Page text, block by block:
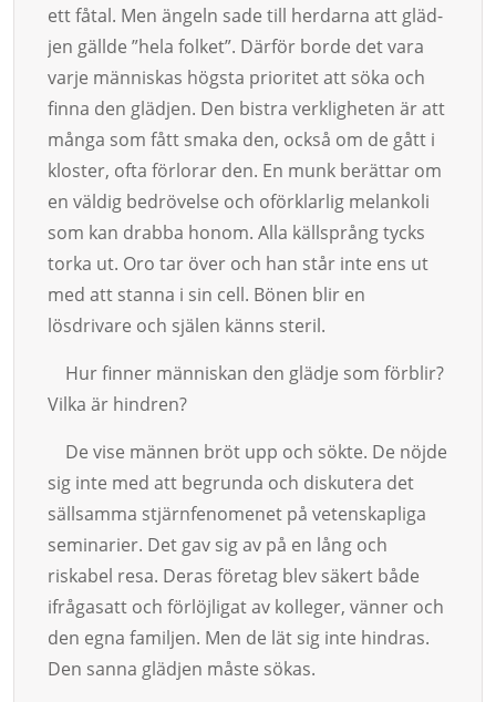
ett fåtal. Men ängeln sa­de till herdarna att gläd­
jen gällde ”hela folket”. Därför borde det vara
varje männi­skas högsta priori­tet att söka och
finna den glädjen. Den bistra verklighe­ten är att
många som fått smaka den, också om de gått i
kloster, ofta förlorar den. En munk berättar om
en väl­dig bedrövelse och oförklarlig melan­koli
som kan drabba honom. Alla käll­språng tycks
torka ut. Oro tar över och han står inte ens ut
med att stanna i sin cell. Bönen blir en
lösdrivare och sjä­len känns steril.
Hur finner människan den glädje som förblir?
Vilka är hindren?
De vise männen bröt upp och sökte. De nöjde
sig inte med att begrunda och dis­kutera det
säll­samma stjärnfenomenet på vetenskapliga
seminarier. Det gav sig av på en lång och
riskabel resa. Deras fö­retag blev säkert både
ifrågasatt och förlöjligat av kolleger, vänner och
den egna fa­miljen. Men de lät sig inte hindras.
Den sanna gläd­jen måste sökas.